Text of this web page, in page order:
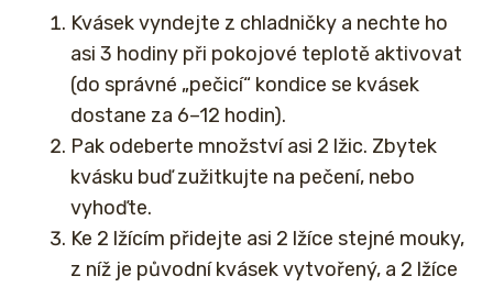
Kvásek vyndejte z chladničky a nechte ho
asi 3 hodiny při pokojové teplotě aktivovat
(do správné „pečicí“ kondice se kvásek
dostane za 6–12 hodin).
Pak odeberte množství asi 2 lžic. Zbytek
kvásku buď zužitkujte na pečení, nebo
vyhoďte.
Ke 2 lžícím přidejte asi 2 lžíce stejné mouky,
z níž je původní kvásek vytvořený, a 2 lžíce